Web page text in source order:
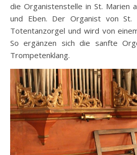
die Organistenstelle in St. Marien
und Eben. Der Organist von
Totentanzorgel und wird von
So ergänzen sich die sanfte
Trompetenklang.